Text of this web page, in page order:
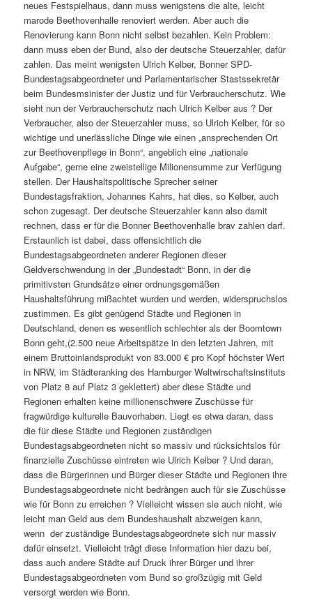
neues Festspielhaus, dann muss wenigstens die alte, leicht
marode Beethovenhalle renoviert werden. Aber auch die
Renovierung kann Bonn nicht selbst bezahlen. Kein Problem:
dann muss eben der Bund, also der deutsche Steuerzahler, dafür
zahlen. Das meint wenigsten Ulrich Kelber, Bonner SPD-
Bundestagsabgeordneter und Parlamentarischer Stastssekretär
beim Bundesmsinister der Justiz und für Verbraucherschutz. Wie
sieht nun der Verbraucherschutz nach Ulrich Kelber aus ? Der
Verbraucher, also der Steuerzahler muss, so Ulrich Kelber, für so
wichtige und unerlässliche Dinge wie einen „ansprechenden Ort
zur Beethovenpflege in Bonn“, angeblich eine „nationale
Aufgabe“, gerne eine zweistellige Milionensumme zur Verfügung
stellen. Der Haushaltspolitische Sprecher seiner
Bundestagsfraktion, Johannes Kahrs, hat dies, so Kelber, auch
schon zugesagt. Der deutsche Steuerzahler kann also damit
rechnen, dass er für die Bonner Beethovenhalle brav zahlen darf.
Erstaunlich ist dabei, dass offensichtlich die
Bundestagsabgeordneten anderer Regionen dieser
Geldverschwendung in der „Bundestadt“ Bonn, in der die
primitivsten Grundsätze einer ordnungsgemäßen
Haushaltsführung mißachtet wurden und werden, widerspruchslos
zustimmen. Es gibt genügend Städte und Regionen in
Deutschland, denen es wesentlich schlechter als der Boomtown
Bonn geht,(2.500 neue Arbeitspätze in den letzten Jahren, mit
einem Bruttoinlandsprodukt von 83.000 € pro Kopf höchster Wert
in NRW, im Städteranking des Hamburger Weltwirschaftsinstituts
von Platz 8 auf Platz 3 geklettert) aber diese Städte und
Regionen erhalten keine millionenschwere Zuschüsse für
fragwürdige kulturelle Bauvorhaben. Liegt es etwa daran, dass
die für diese Städte und Regionen zuständigen
Bundestagsabgeordneten nicht so massiv und rücksichtslos für
finanzielle Zuschüsse eintreten wie Ulrich Kelber ? Und daran,
dass die Bürgerinnen und Bürger dieser Städte und Regionen ihre
Bundestagsabgeordnete nicht bedrängen auch für sie Zuschüsse
wie für Bonn zu erreichen ? Vielleicht wissen sie auch nicht, wie
leicht man Geld aus dem Bundeshaushalt abzweigen kann,
wenn der zuständige Bundestagsabgeordnete sich nur massiv
dafür einsetzt. Vielleicht trägt diese Information hier dazu bei,
dass auch andere Städte auf Druck ihrer Bürger und ihrer
Bundestagsabgeordneten vom Bund so großzügig mit Geld
versorgt werden wie Bonn.